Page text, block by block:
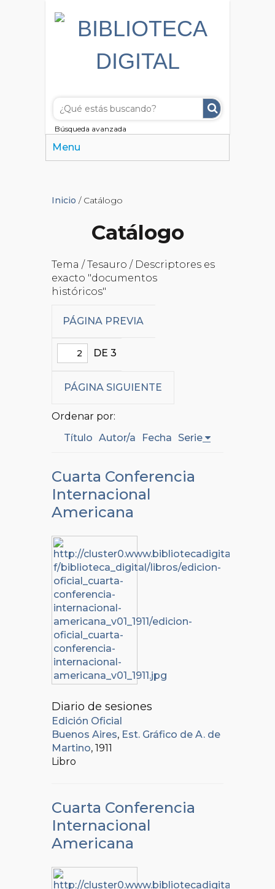
Búsqueda avanzada
Menu
Inicio / Catálogo
Catálogo
Tema / Tesauro / Descriptores es
exacto "documentos
históricos"
PÁGINA PREVIA
DE 3
PÁGINA SIGUIENTE
Ordenar por:
Título Autor/a Fecha Serie
Cuarta Conferencia
Internacional
Americana
Diario de sesiones
Edición Oficial
Buenos Aires, Est. Gráfico de A. de
Martino, 1911
Libro
Cuarta Conferencia
Internacional
Americana